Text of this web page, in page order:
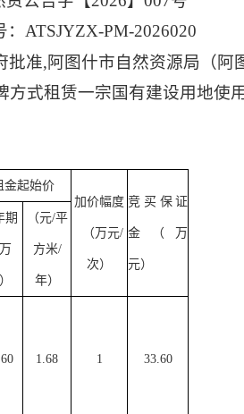
ATSJYZX-PM-2026020
批准,阿图什市自然资源局（阿
方式租赁一宗国有建设用地使
金起始价
加价幅度
（万元/
次）
竞买保证
金（万
元）
期 （元/平
方米/
年）
1.68 1 33.60